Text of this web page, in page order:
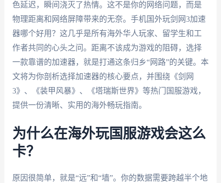
色延迟，瞬间浇灭了热情。这不是你的网络问题，而是
物理距离和网络屏障带来的无奈。手机国外玩剑网3加速
器哪个好用？这几乎是所有海外华人玩家、留学生和工
作者共同的心头之问。距离不该成为游戏的阻碍，选择
一款靠谱的加速器，就是打通这条归乡“网路”的关键。本
文将为你剖析选择加速器的核心要点，并围绕《剑网
3》、《装甲风暴》、《塔瑞斯世界》等热门国服游戏，
提供一份清晰、实用的海外畅玩指南。
为什么在海外玩国服游戏会这么
卡？
原因很简单，就是“远”和“墙”。你的数据需要跨越半个地